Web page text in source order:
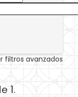
filtros avanzados
1.